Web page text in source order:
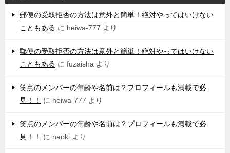
郵便の受取拒否の方法は意外と簡単！絶対やってはいけない
こともある に heiwa-777 より
郵便の受取拒否の方法は意外と簡単！絶対やってはいけない
こともある に fuzaisha より
笑点のメンバーの年齢や名前は？プロフィールも満載で必
見！！
に heiwa-777 より
笑点のメンバーの年齢や名前は？プロフィールも満載で必
見！！
に naoki より